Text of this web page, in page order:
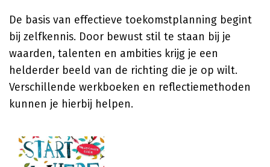
De basis van effectieve toekomstplanning begint
bij zelfkennis. Door bewust stil te staan bij je
waarden, talenten en ambities krijg je een
helderder beeld van de richting die je op wilt.
Verschillende werkboeken en reflectiemethoden
kunnen je hierbij helpen.